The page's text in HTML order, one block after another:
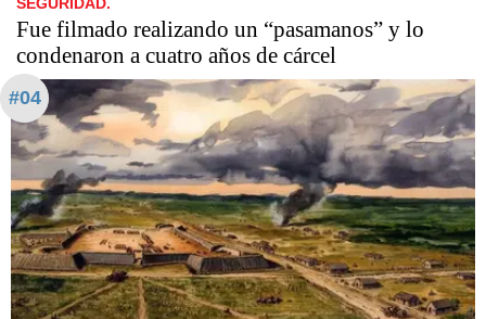
Fue filmado realizando un “pasamanos” y lo
condenaron a cuatro años de cárcel
#04